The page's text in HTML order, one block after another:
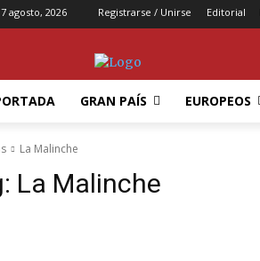
agosto, 2026 Registrarse / Unirse Editorial
GRAN PAÍS EUROPEOS
La Malinche
La Malinche